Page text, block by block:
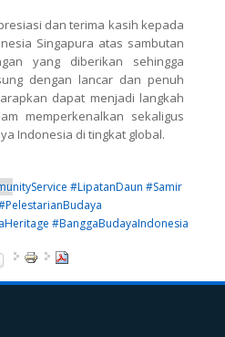
dan terima kasih kepada
Singapura atas sambutan
yang diberikan sehingga
dengan lancar dan penuh
dapat menjadi langkah
memperkenalkan sekaligus
Indonesia di tingkat global.
#LipatanDaun #Samir
#BanggaBudayaIndonesia